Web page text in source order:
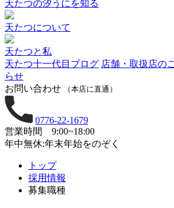
天たつの汐うにを知る
天たつについて
天たつと私
天たつ十一代目ブログ 店舗・取扱店の
らせ
お問い合わせ
（本店に直通）
0776-22-1679
営業時間 9:00~18:00
年中無休:年末年始をのぞく
トップ
採用情報
募集職種